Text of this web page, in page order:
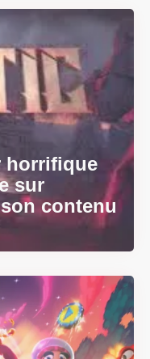
horrifique
sur
contenu